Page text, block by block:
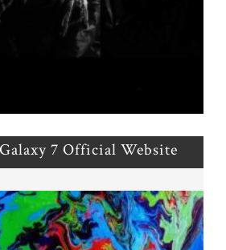
7 Official Website